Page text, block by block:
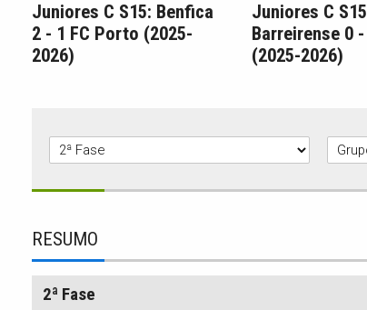
Juniores C S15: Benfica
2 - 1 FC Porto (2025-
2026)
Juniores C
Barreirense 0
(2025-2026)
RESUMO
2ª Fase